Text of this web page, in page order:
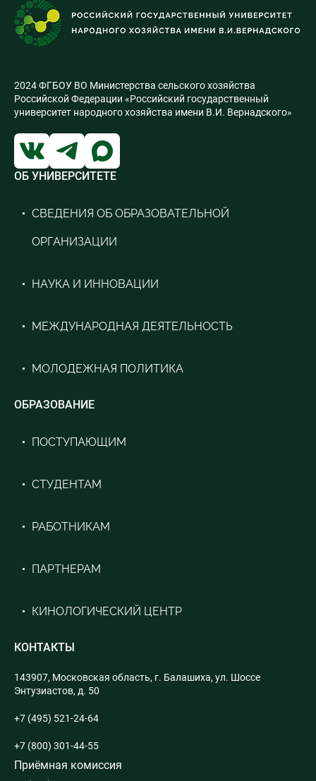
2024 ФГБОУ ВО Министерства сельского хозяйства
Российской Федерации «Российский государственный
университет народного хозяйства имени В.И. Вернадского»
ОБ УНИВЕРСИТЕТЕ
СВЕДЕНИЯ ОБ ОБРАЗОВАТЕЛЬНОЙ
ОРГАНИЗАЦИИ
НАУКА И ИННОВАЦИИ
МЕЖДУНАРОДНАЯ ДЕЯТЕЛЬНОСТЬ
МОЛОДЕЖНАЯ ПОЛИТИКА
ОБРАЗОВАНИЕ
ПОСТУПАЮЩИМ
СТУДЕНТАМ
РАБОТНИКАМ
ПАРТНЕРАМ
КИНОЛОГИЧЕСКИЙ ЦЕНТР
КОНТАКТЫ
143907, Московская область, г. Балашиха, ул. Шоссе
Энтузиастов, д. 50
+7 (495) 521-24-64
+7 (800) 301-44-55
Приёмная комиссия